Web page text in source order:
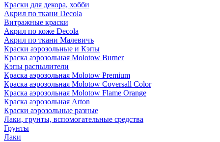
Краски для декора, хобби
Акрил по ткани Decola
Витражные краски
Акрил по коже Decola
Акрил по ткани Малевичъ
Краски аэрозольные и Кэпы
Краска аэрозольная Molotow Burner
Кэпы распылители
Краска аэрозольная Molotow Premium
Краска аэрозольная Molotow Coversall Color
Краска аэрозольная Molotow Flame Orange
Краска аэрозольная Arton
Краски аэрозольные разные
Лаки, грунты, вспомогательные средства
Грунты
Лаки